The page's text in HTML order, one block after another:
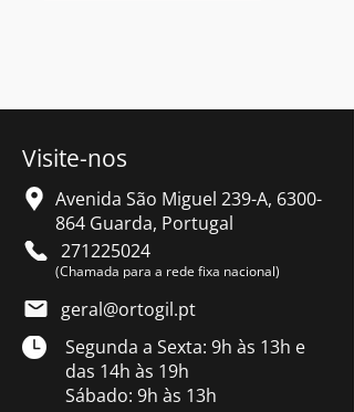
Visite-nos
Avenida São Miguel 239-A, 6300-
864 Guarda, Portugal
271225024
(Chamada para a rede fixa nacional)
geral@ortogil.pt
Segunda a Sexta: 9h às 13h e
das 14h às 19h
Sábado: 9h às 13h